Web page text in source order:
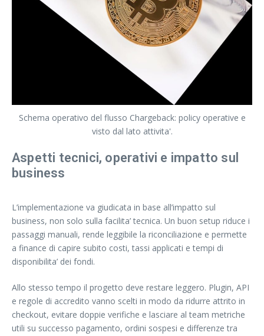
Schema operativo del flusso Chargeback: policy operative e
visto dal lato attivita'.
Aspetti tecnici, operativi e impatto sul
business
L’implementazione va giudicata in base all’impatto sul
business, non solo sulla facilita’ tecnica. Un buon setup riduce i
passaggi manuali, rende leggibile la riconciliazione e permette
a finance di capire subito costi, tassi applicati e tempi di
disponibilita’ dei fondi.
Allo stesso tempo il progetto deve restare leggero. Plugin, API
e regole di accredito vanno scelti in modo da ridurre attrito in
checkout, evitare doppie verifiche e lasciare al team metriche
utili su successo pagamento, ordini sospesi e differenze tra